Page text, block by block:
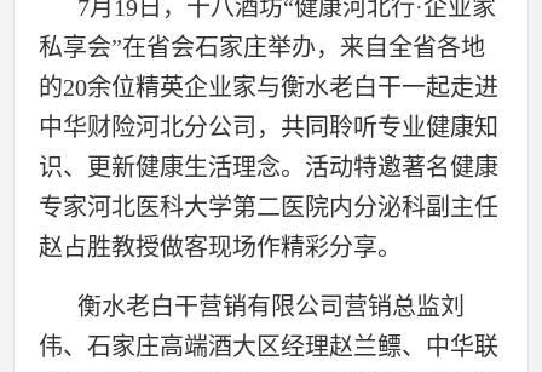
7月19日，十八酒坊“健康河北行·企业家
私享会”在省会石家庄举办，来自全省各地
的20余位精英企业家与衡水老白干一起走进
中华财险河北分公司，共同聆听专业健康知
识、更新健康生活理念。活动特邀著名健康
专家河北医科大学第二医院内分泌科副主任
赵占胜教授做客现场作精彩分享。
衡水老白干营销有限公司营销总监刘
伟、石家庄高端酒大区经理赵兰鳔、中华联